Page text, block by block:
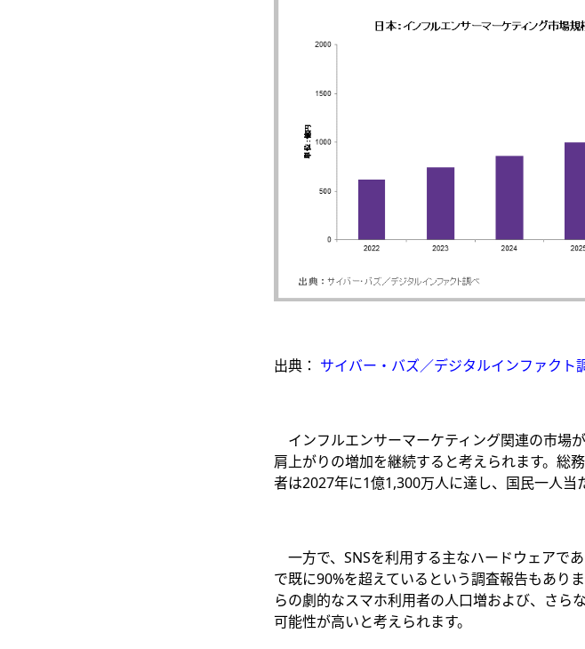
出典： サイバー・バズ／デジタルインファクト
インフルエンサーマーケティング関連の市場
肩上がりの増加を継続すると考えられます。総
者は2027年に1億1,300万人に達し、国民一人当
一方で、SNSを利用する主なハードウェアで
で既に90%を超えているという調査報告もあり
らの劇的なスマホ利用者の人口増および、さら
可能性が高いと考えられます。